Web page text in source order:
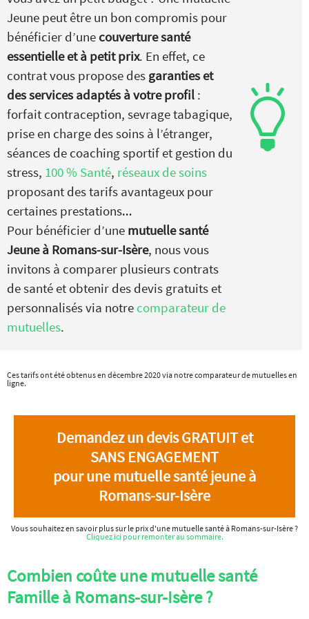
Jeune peut être un bon compromis pour
bénéficier d’une couverture santé
essentielle et à petit prix. En effet, ce
contrat vous propose des garanties et
des services adaptés à votre profil :
forfait contraception, sevrage tabagique,
prise en charge des soins à l’étranger,
séances de coaching sportif et gestion du
stress, 100 % Santé, réseaux de soins
proposant des tarifs avantageux pour
certaines prestations…
Pour bénéficier d’une mutuelle santé
Jeune à Romans-sur-Isère, nous vous
invitons à comparer plusieurs contrats
de santé et obtenir des devis gratuits et
personnalisés via notre comparateur de
mutuelles.
Ces tarifs ont été obtenus en décembre 2020 via notre comparateur de mutuelles en
ligne.
Demandez un devis GRATUIT et
SANS ENGAGEMENT
pour une mutuelle santé jeune à
Romans-sur-Isère
Vous souhaitez en savoir plus sur le prix d'une mutuelle santé à Romans-sur-Isère ?
Cliquez ici pour remonter au sommaire.
Combien coûte une mutuelle santé
Famille à Romans-sur-Isère ?